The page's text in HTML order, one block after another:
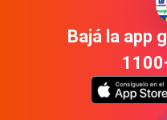
Bajá la app